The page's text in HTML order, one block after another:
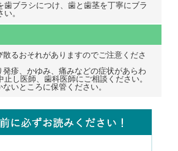
歯ブラシにつけ、歯と歯茎を丁寧にブラ
。
るおそれがありますのでご注意くださ
疹、かゆみ、痛みなどの症状があらわ
し医師、歯科医師にご相談ください。
いところに保管ください。